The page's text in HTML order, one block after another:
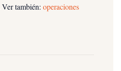
Ver también: operaciones